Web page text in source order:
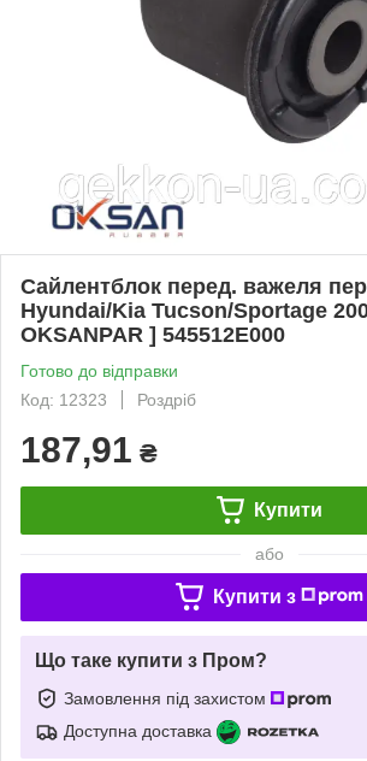
Сайлентблок перед. важеля
Hyundai/Kia Tucson/Sportage
OKSANPAR ] 545512E000
Готово до відправки
Код: 12323
Роздріб
187,91 ₴
Купити
або
Купити з
Що таке купити з Пром?
Замовлення під захистом
Доступна доставка